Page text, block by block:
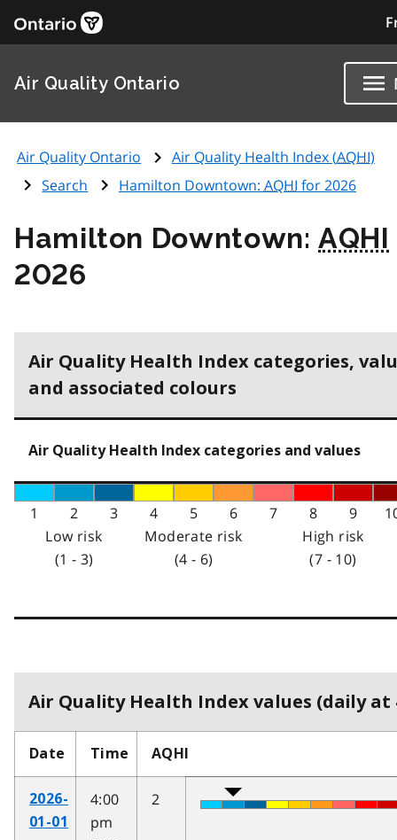
Air Quality Ontario
Air Quality Ontario Air Quality Health Index (AQHI)
Search
Hamilton Downtown: AQHI for 2026
Hamilton Downtown:AQHI
2026
Air Quality Health Index categories,
and associated colours
Air Quality Health Index categories and values
1 2 3 4 5 6 7 8 9
Low risk
(1 - 3)
Moderate risk
(4 - 6)
High risk
(7 - 10)
Air Quality Health Index values (daily at
Date Time AQHI
2026-
01-01
4:00
pm
2